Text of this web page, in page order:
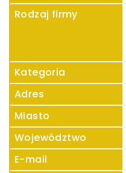
Rodzaj firmy
Kategoria
Adres
Miasto
Województwo
E-mail